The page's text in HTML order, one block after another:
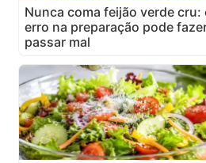
Nunca coma feijão verde cru:
erro na preparação pode
passar mal